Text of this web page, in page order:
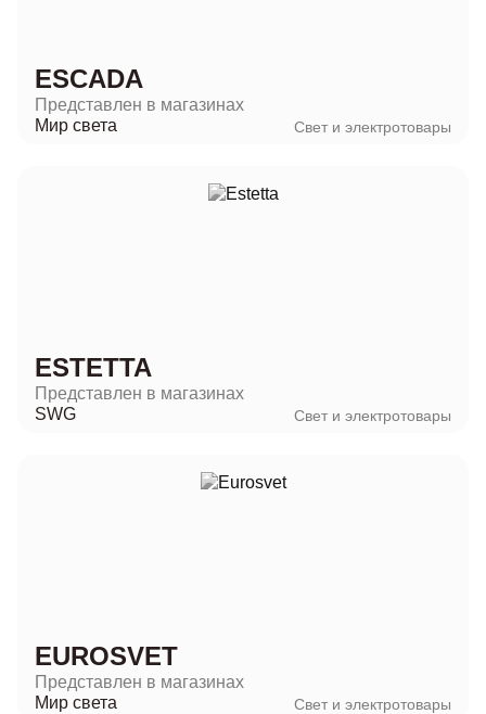
ESCADA
Представлен в магазинах
Мир света
Свет и электротовары
ESTETTA
Представлен в магазинах
SWG
Свет и электротовары
EUROSVET
Представлен в магазинах
Мир света
Свет и электротовары